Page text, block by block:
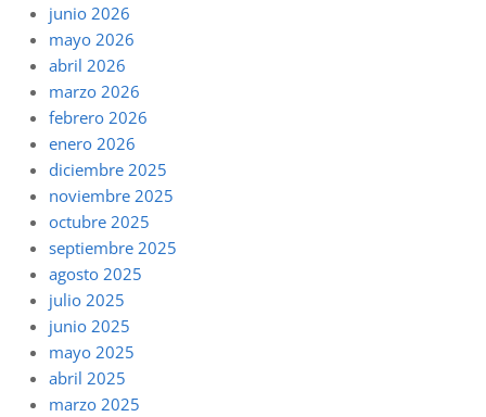
junio 2026
mayo 2026
abril 2026
marzo 2026
febrero 2026
enero 2026
diciembre 2025
noviembre 2025
octubre 2025
septiembre 2025
agosto 2025
julio 2025
junio 2025
mayo 2025
abril 2025
marzo 2025